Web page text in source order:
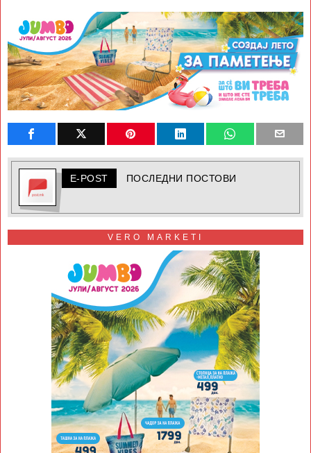
E-POST ПОСЛЕДНИ ПОСТОВИ
VERO MARKETI